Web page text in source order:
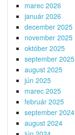
marec 2026
január 2026
december 2025
november 2025
október 2025
september 2025
august 2025
jún 2025
marec 2025
február 2025
september 2024
august 2024